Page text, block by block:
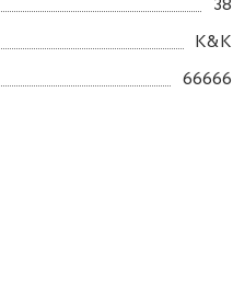
K&K
66666